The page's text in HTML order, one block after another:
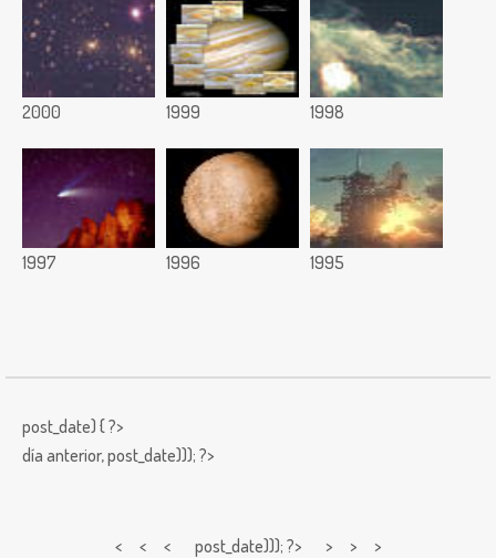
2000 1999 1998
1997 1996 1995
post_date) { ?>
día anterior,post_date))); ?>
< < < post_date))); ?> > > >